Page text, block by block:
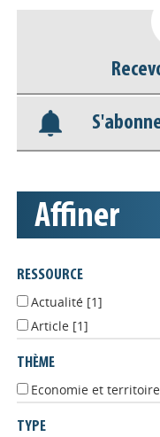
Base
Nos
Appels
affiner
RESSOURCE
Actualité [1]
Article [1]
THÈME
Economie et
TYPE